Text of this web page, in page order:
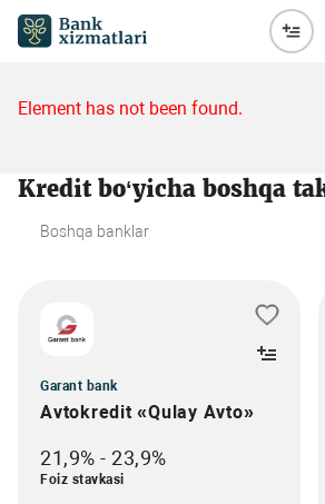
Element has not been found.
Kredit bo‘yicha boshqa
Boshqa banklar
Garant bank
Avtokredit «Qulay Avto»
21,9% - 23,9%
Foiz stavkasi